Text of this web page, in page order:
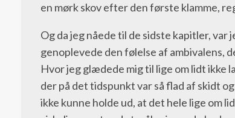
en mørk skov efter den første klamme,
Og da jeg nåede til de sidste kapitler,
genoplevede den følelse af ambivalens,
Hvor jeg glædede mig til lige om lidt ikke
der på det tidspunkt var så flad af skidt
ikke kunne holde ud, at det hele lige om